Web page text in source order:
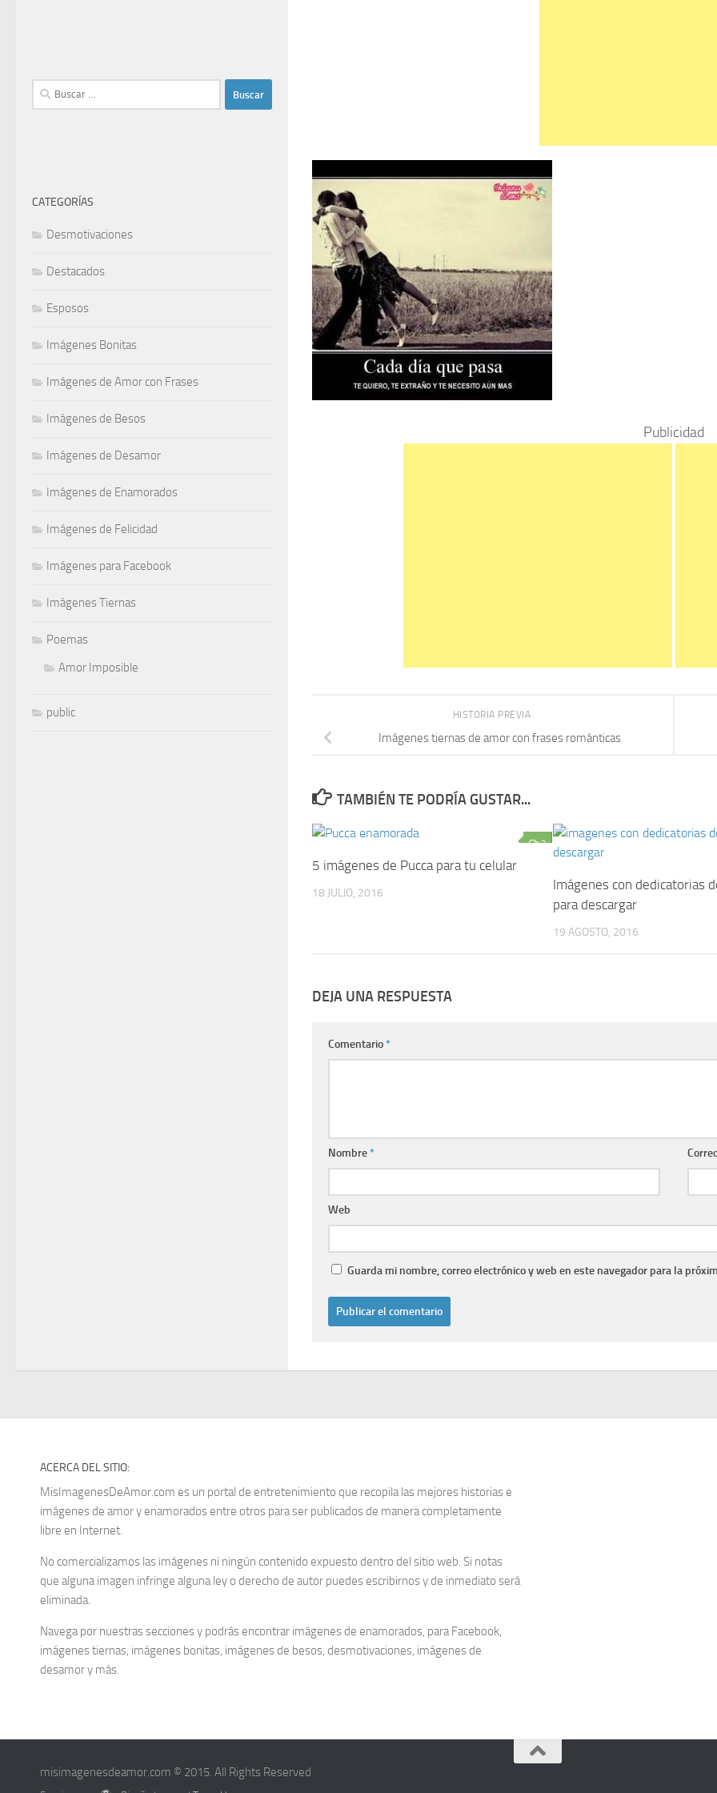
Publicidad
HISTORIA PREVIA
Imágenes tiernas de amor con frases románticas
TAMBIÉN TE PODRÍA GUSTAR...
2
5 imágenes de Pucca para tu celular
18 JULIO, 2016
Imágenes con dedicatorias
para descargar
19 AGOSTO, 2016
DEJA UNA RESPUESTA
Comentario*
Nombre*
Web
Guarda mi nombre, correo electrónico y web en este navegador para la
Buscar:
CATEGORÍAS
Desmotivaciones
Destacados
Esposos
Imágenes Bonitas
Imágenes de Amor con Frases
Imágenes de Besos
Imágenes de Desamor
Imágenes de Enamorados
Imágenes de Felicidad
Imágenes para Facebook
Imágenes Tiernas
Poemas
Amor Imposible
public
ACERCA DEL SITIO:
MisImagenesDeAmor.com es un portal de entretenimiento que recopila las mejores historias e
imágenes de amor y enamorados entre otros para ser publicados de manera completamente
libre en Internet.
No comercializamos las imágenes ni ningún contenido expuesto dentro del sitio web. Si notas
que alguna imagen infringe alguna ley o derecho de autor puedes escribirnos y de inmediato será
eliminada.
Navega por nuestras secciones y podrás encontrar imágenes de enamorados, para Facebook,
imágenes tiernas, imágenes bonitas, imágenes de besos, desmotivaciones, imágenes de
desamor y más.
misimagenesdeamor.com © 2015. All Rights Reserved